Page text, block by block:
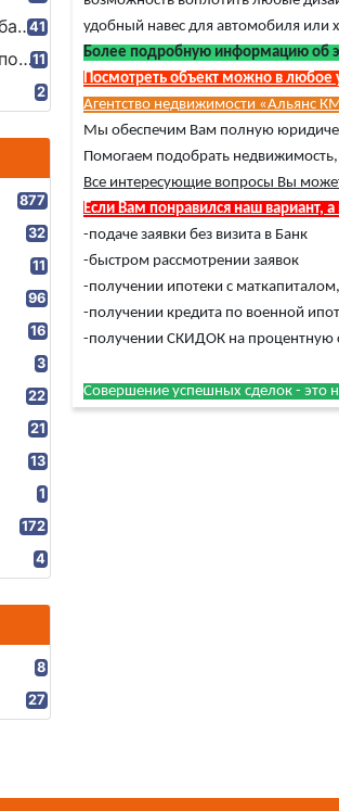
Производственно-складские базы41
Производственно-складские помещения11
2
877
32
11
96
16
3
22
21
13
1
172
4
8
27
удобный навес для автомобиля или
Более подробную информацию об
Посмотреть объект можно в любое
Агентство недвижимости «Альянс
Мы обеспечим Вам полную
Помогаем подобрать недвижимость,
Все интересующие вопросы Вы
Если Вам понравился наш вариант,
-подаче заявки без визита в Банк
-быстром рассмотрении заявок
-получении ипотеки с
-получении кредита по военной
-получении СКИДОК на процентную
Совершение успешных сделок - это